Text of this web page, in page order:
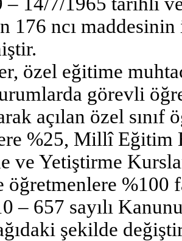
176 ncı
özel eğitime
görevli
açılan özel sınıf
%25, Millî Eğitim
ve Yetiştirme
%100
– 657 sayılı
şekilde